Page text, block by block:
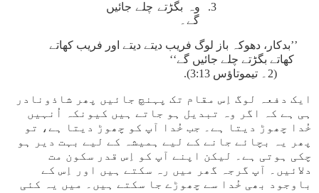
3. وہ بگڑتے چلے جائیں
گے۔
’’بدکار، دھوکہ باز لوگ فریب دیتے دیتے اور فریب کھاتے
کھاتے بگڑتے چلے جائیں گے‘‘
(2۔ تیموتاؤس 3:13).
ایک دفعہ لوگ اِس مقام تک پہنچ جائیں پھر شاذونادر
ہی ہے کہ اگر وہ تبدیل ہو جاتے ہیں کیونکہ اُنہیں
خُدا چھوڑ دیتا ہے۔ جب خُدا آپ کو چھوڑ دیتا ہے، تو
پھر یہ بچائے جانے کے لیے ہمیشہ کے لیے بہت دیر ہو
چکی ہوتی ہے۔ لیکن اپنے آپ کو اِس قدر سکون مت
دلائیں۔ آپ گرجہ گھر میں رہ سکتے ہیں اور اِس کے
باوجود بھی خُدا سے چھوڑے جا سکتے ہیں۔ میں یہ کئی